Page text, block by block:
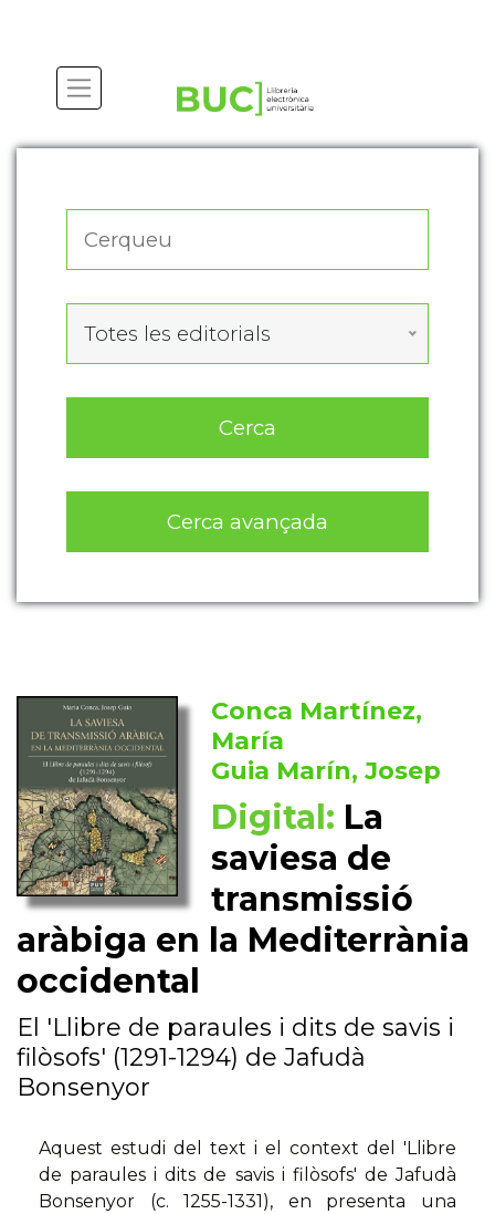
Totes les editorials
Cerca
Cerca avançada
Conca Martínez,
María
Guia Marín, Josep
Digital: La
saviesa de
transmissió
aràbiga en la Mediterrània
occidental
El 'Llibre de paraules i dits de savis i
filòsofs' (1291-1294) de Jafudà
Bonsenyor
Aquest estudi del text i el context del 'Llibre
de paraules i dits de savis i filòsofs' de Jafudà
Bonsenyor (c. 1255-1331), en presenta una